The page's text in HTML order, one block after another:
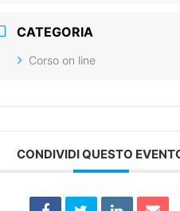
CATEGORIA
Corso on line
CONDIVIDI QUESTO